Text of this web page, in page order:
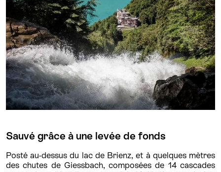
Sauvé grâce à une levée de fonds
Posté au-dessus du lac de Brienz, et à quelques mètres
des chutes de Giessbach, composées de 14 cascades